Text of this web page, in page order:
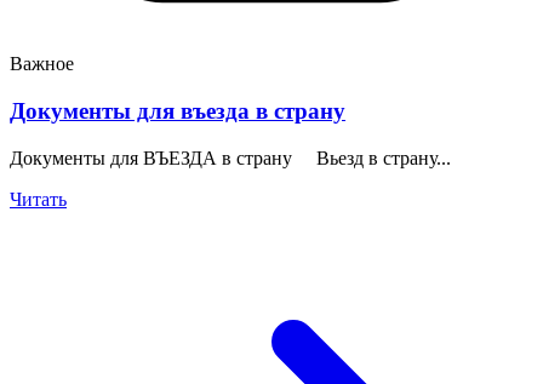
Важное
Документы для въезда в страну
Документы для ВЪЕЗДА в страну Вьезд в страну...
Читать